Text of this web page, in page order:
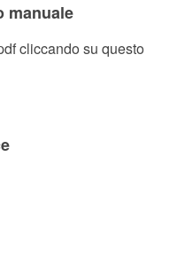
manuale
cliccando su questo